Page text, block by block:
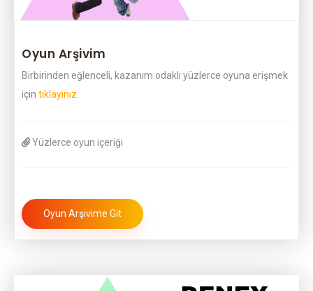
Oyun Arşivim
Birbirinden eğlenceli, kazanım odaklı yüzlerce oyuna erişmek
için tıklayınız.
Yüzlerce oyun içeriği
Oyun Arşivime Git